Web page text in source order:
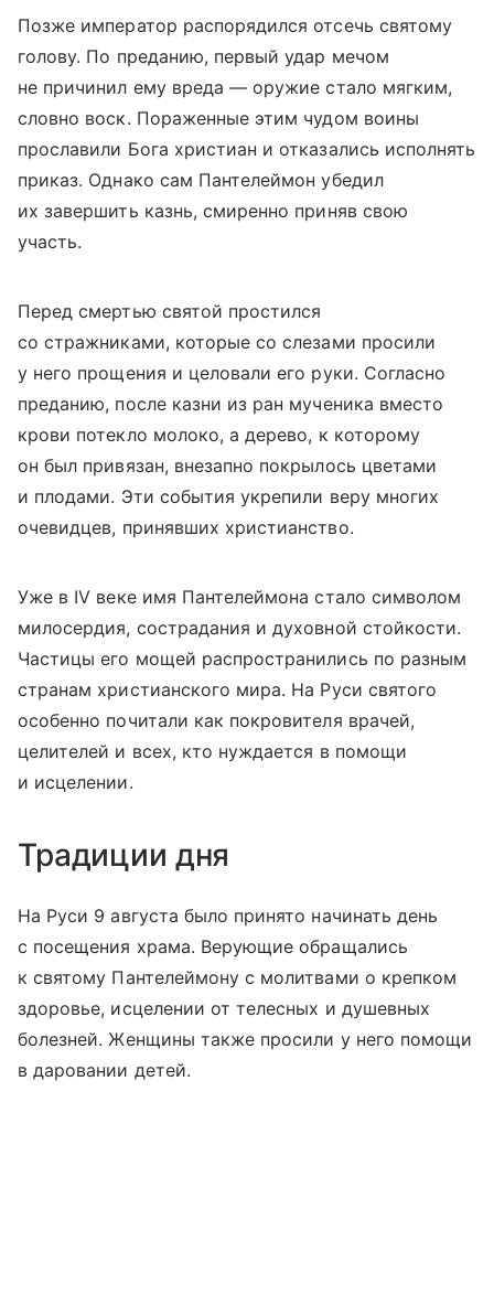
Позже император распорядился отсечь святому
голову. По преданию, первый удар мечом
не причинил ему вреда — оружие стало мягким,
словно воск. Пораженные этим чудом воины
прославили Бога христиан и отказались исполнять
приказ. Однако сам Пантелеймон убедил
их завершить казнь, смиренно приняв свою
участь.
Перед смертью святой простился
со стражниками, которые со слезами просили
у него прощения и целовали его руки. Согласно
преданию, после казни из ран мученика вместо
крови потекло молоко, а дерево, к которому
он был привязан, внезапно покрылось цветами
и плодами. Эти события укрепили веру многих
очевидцев, принявших христианство.
Уже в IV веке имя Пантелеймона стало символом
милосердия, сострадания и духовной стойкости.
Частицы его мощей распространились по разным
странам христианского мира. На Руси святого
особенно почитали как покровителя врачей,
целителей и всех, кто нуждается в помощи
и исцелении.
Традиции дня
На Руси 9 августа было принято начинать день
с посещения храма. Верующие обращались
к святому Пантелеймону с молитвами о крепком
здоровье, исцелении от телесных и душевных
болезней. Женщины также просили у него помощи
в даровании детей.